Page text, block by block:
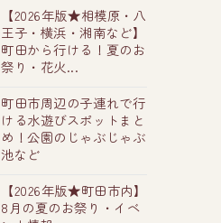
【2026年版★相模原・八
王子・横浜・湘南など】
町田から行ける！夏のお
祭り・花火...
町田市周辺の子連れで行
ける水遊びスポットまと
め！公園のじゃぶじゃぶ
池など
【2026年版★町田市内】
8月の夏のお祭り・イベ